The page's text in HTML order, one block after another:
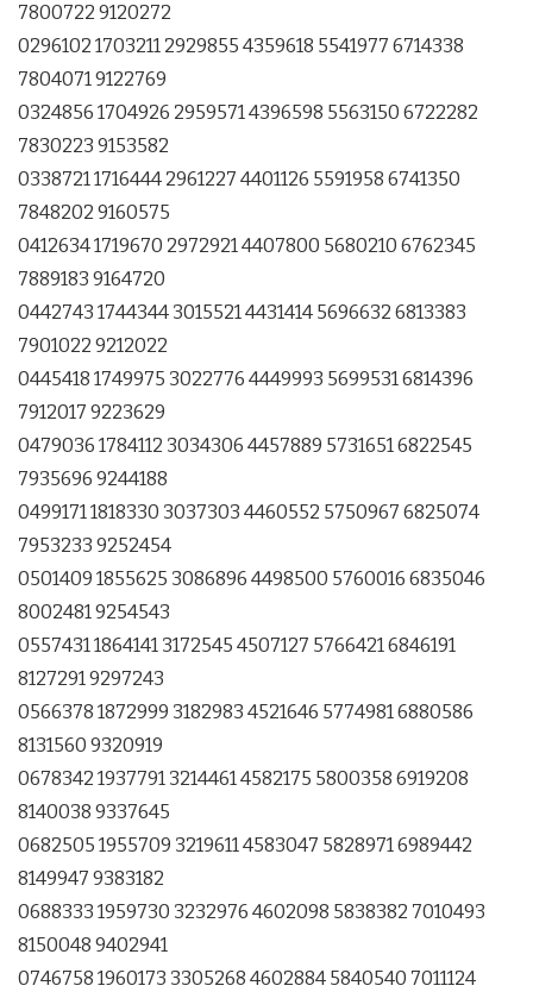
7800722 9120272
0296102 1703211 2929855 4359618 5541977 6714338
7804071 9122769
0324856 1704926 2959571 4396598 5563150 6722282
7830223 9153582
0338721 1716444 2961227 4401126 5591958 6741350
7848202 9160575
0412634 1719670 2972921 4407800 5680210 6762345
7889183 9164720
0442743 1744344 3015521 4431414 5696632 6813383
7901022 9212022
0445418 1749975 3022776 4449993 5699531 6814396
7912017 9223629
0479036 1784112 3034306 4457889 5731651 6822545
7935696 9244188
0499171 1818330 3037303 4460552 5750967 6825074
7953233 9252454
0501409 1855625 3086896 4498500 5760016 6835046
8002481 9254543
0557431 1864141 3172545 4507127 5766421 6846191
8127291 9297243
0566378 1872999 3182983 4521646 5774981 6880586
8131560 9320919
0678342 1937791 3214461 4582175 5800358 6919208
8140038 9337645
0682505 1955709 3219611 4583047 5828971 6989442
8149947 9383182
0688333 1959730 3232976 4602098 5838382 7010493
8150048 9402941
0746758 1960173 3305268 4602884 5840540 7011124